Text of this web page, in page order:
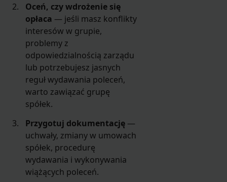
Oceń, czy wdrożenie się
opłaca — jeśli masz konflikty
interesów w grupie,
problemy z
odpowiedzialnością zarządu
lub potrzebujesz jasnych
reguł wydawania poleceń,
warto zawiązać grupę
spółek.
Przygotuj dokumentację —
uchwały, zmiany w umowach
spółek, procedurę
wydawania i wykonywania
wiążących poleceń.